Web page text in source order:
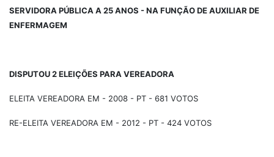
SERVIDORA PÚBLICA A 25 ANOS - NA FUNÇÃO DE AUXILIAR DE
ENFERMAGEM
DISPUTOU 2 ELEIÇÕES PARA VEREADORA
ELEITA VEREADORA EM - 2008 - PT - 681 VOTOS
RE-ELEITA VEREADORA EM - 2012 - PT - 424 VOTOS